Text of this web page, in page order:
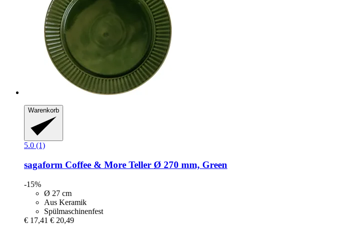
Warenkorb
5.0 (1)
sagaform Coffee & More Teller Ø 270 mm, Green
-15%
Ø 27 cm
Aus Keramik
Spülmaschinenfest
€ 17,41 € 20,49